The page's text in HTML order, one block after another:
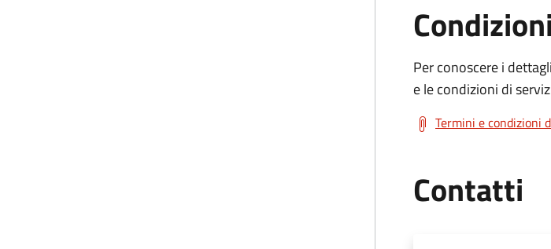
Per conoscere i
e le condizioni di
Termini e condizioni
Contatti